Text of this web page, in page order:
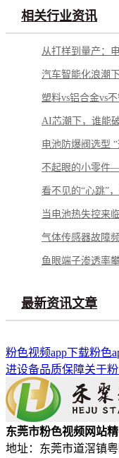
相关行业资讯
电池防爆阀选型
最新资讯文章
粉色视频app下载粉色
进设备品质保障关于
东莞市粉色视频网站
地址：东莞市道滘镇